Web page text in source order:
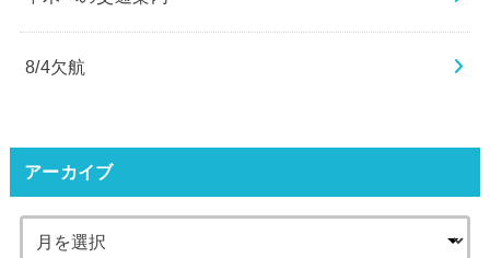
8/4欠航
アーカイブ